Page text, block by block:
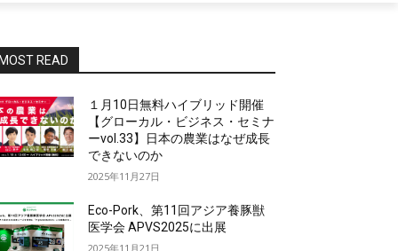
READ
１月10日無料ハイブリッド開催
【グローカル・ビジネス・セミナ
ーvol.33】日本の農業はなぜ成長
できないのか
2025年11月27日
Eco-Pork、第11回アジア養豚獣
医学会 APVS2025に出展
2025年11月21日